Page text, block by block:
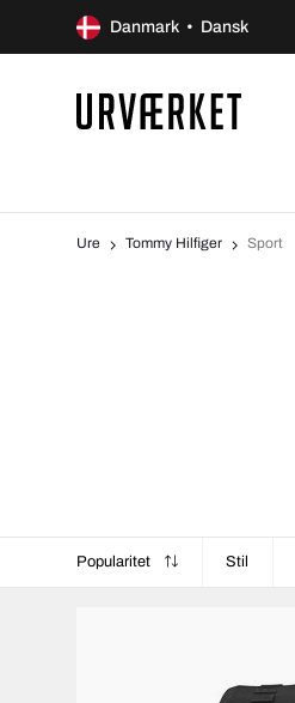
Danmark • Dansk
Ure Tommy Hilfiger Sport
Popularitet Stil